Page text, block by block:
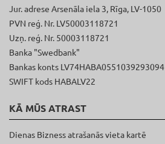
Jur. adrese Arsenāla iela 3, Rīga, LV-1050
PVN reģ. Nr. LV50003118721
Uzņ. reģ. Nr. 50003118721
Banka "Swedbank"
Bankas konts LV74HABA0551039293094
SWIFT kods HABALV22
KĀ MŪS ATRAST
Dienas Bizness atrašanās vieta kartē